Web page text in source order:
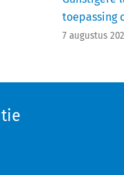
toepassing
7 augustus